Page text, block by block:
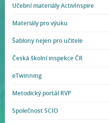
Učební materiály ActivInspire
Materiály pro výuku
Šablony nejen pro učitele
Česká školní inspekce ČR
eTwinning
Metodický portál RVP
Společnost SCIO